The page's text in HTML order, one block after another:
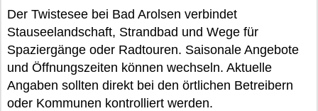
Der Twistesee bei Bad Arolsen verbindet
Stauseelandschaft, Strandbad und Wege für
Spaziergänge oder Radtouren. Saisonale Angebote
und Öffnungszeiten können wechseln. Aktuelle
Angaben sollten direkt bei den örtlichen Betreibern
oder Kommunen kontrolliert werden.